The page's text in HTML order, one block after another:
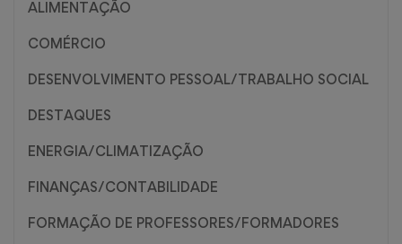
ALIMENTAÇÃO
COMÉRCIO
DESENVOLVIMENTO PESSOAL/TRABALHO SOCIAL
DESTAQUES
ENERGIA/CLIMATIZAÇÃO
FINANÇAS/CONTABILIDADE
FORMAÇÃO DE PROFESSORES/FORMADORES